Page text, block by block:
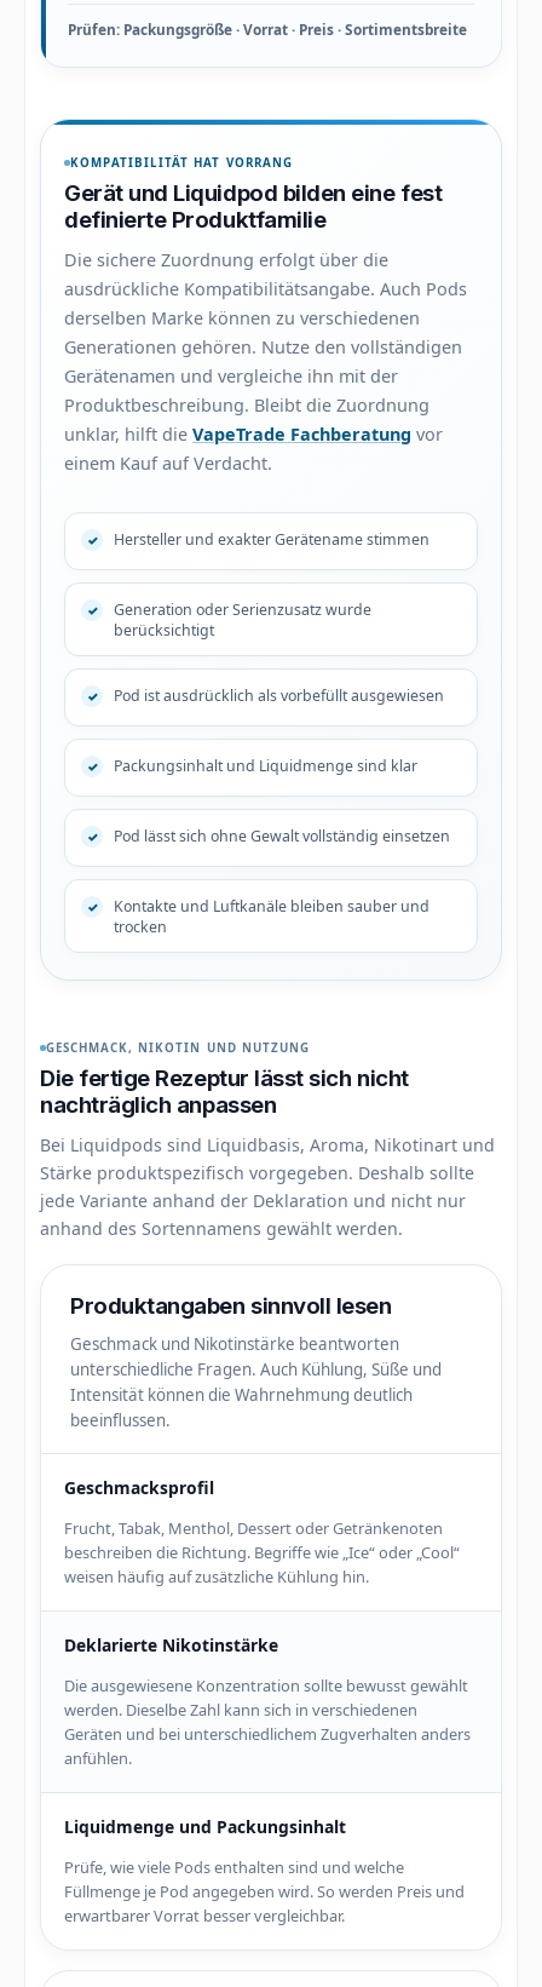
Prüfen: Packungsgröße · Vorrat · Preis · Sortimentsbreite
KOMPATIBILITÄT HAT VORRANG
Gerät und Liquidpod bilden eine fest
definierte Produktfamilie
Die sichere Zuordnung erfolgt über die
ausdrückliche Kompatibilitätsangabe. Auch Pods
derselben Marke können zu verschiedenen
Generationen gehören. Nutze den vollständigen
Gerätenamen und vergleiche ihn mit der
Produktbeschreibung. Bleibt die Zuordnung
unklar, hilft die VapeTrade Fachberatung vor
einem Kauf auf Verdacht.
Hersteller und exakter Gerätename stimmen
Generation oder Serienzusatz wurde
berücksichtigt
Pod ist ausdrücklich als vorbefüllt ausgewiesen
Packungsinhalt und Liquidmenge sind klar
Pod lässt sich ohne Gewalt vollständig einsetzen
Kontakte und Luftkanäle bleiben sauber und
trocken
GESCHMACK, NIKOTIN UND NUTZUNG
Die fertige Rezeptur lässt sich nicht
nachträglich anpassen
Bei Liquidpods sind Liquidbasis, Aroma, Nikotinart und
Stärke produktspezifisch vorgegeben. Deshalb sollte
jede Variante anhand der Deklaration und nicht nur
anhand des Sortennamens gewählt werden.
Produktangaben sinnvoll lesen
Geschmack und Nikotinstärke beantworten
unterschiedliche Fragen. Auch Kühlung, Süße und
Intensität können die Wahrnehmung deutlich
beeinflussen.
Geschmacksprofil
Frucht, Tabak, Menthol, Dessert oder Getränkenoten
beschreiben die Richtung. Begriffe wie „Ice“ oder „Cool“
weisen häufig auf zusätzliche Kühlung hin.
Deklarierte Nikotinstärke
Die ausgewiesene Konzentration sollte bewusst gewählt
werden. Dieselbe Zahl kann sich in verschiedenen
Geräten und bei unterschiedlichem Zugverhalten anders
anfühlen.
Liquidmenge und Packungsinhalt
Prüfe, wie viele Pods enthalten sind und welche
Füllmenge je Pod angegeben wird. So werden Preis und
erwartbarer Vorrat besser vergleichbar.